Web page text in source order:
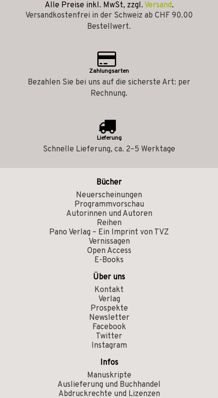
Alle Preise inkl. MwSt, zzgl. Versand.
Versandkostenfrei in der Schweiz ab CHF 90.00
Bestellwert.
Zahlungsarten
Bezahlen Sie bei uns auf die sicherste Art: per
Rechnung.
Lieferung
Schnelle Lieferung, ca. 2–5 Werktage
Bücher
Neuerscheinungen
Programmvorschau
Autorinnen und Autoren
Reihen
Pano Verlag – Ein Imprint von TVZ
Vernissagen
Open Access
E-Books
Über uns
Kontakt
Verlag
Prospekte
Newsletter
Facebook
Twitter
Instagram
Infos
Manuskripte
Auslieferung und Buchhandel
Abdruckrechte und Lizenzen